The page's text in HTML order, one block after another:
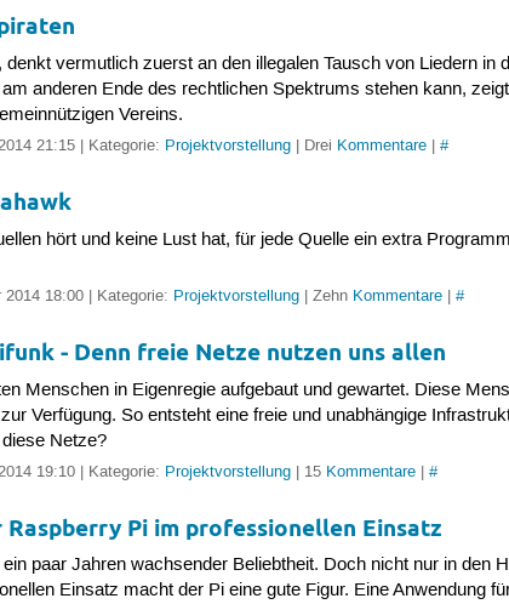
denkt vermutlich zuerst an den illegalen Tausch von Liedern in
anderen Ende des rechtlichen Spektrums stehen kann,
Vereins.
21:15 | Kategorie: Projektvorstellung | Drei Kommentare |#
hört und keine Lust hat, für jede Quelle ein extra
2014 18:00 | Kategorie: Projektvorstellung | Zehn Kommentare |#
- Denn freie Netze nutzen uns allen
Menschen in Eigenregie aufgebaut und gewartet. Diese
Verfügung. So entsteht eine freie und unabhängige
Netze?
19:10 | Kategorie: Projektvorstellung | 15 Kommentare |#
Pi im professionellen Einsatz
paar Jahren wachsender Beliebtheit. Doch nicht nur in den
Einsatz macht der Pi eine gute Figur. Eine Anwendung